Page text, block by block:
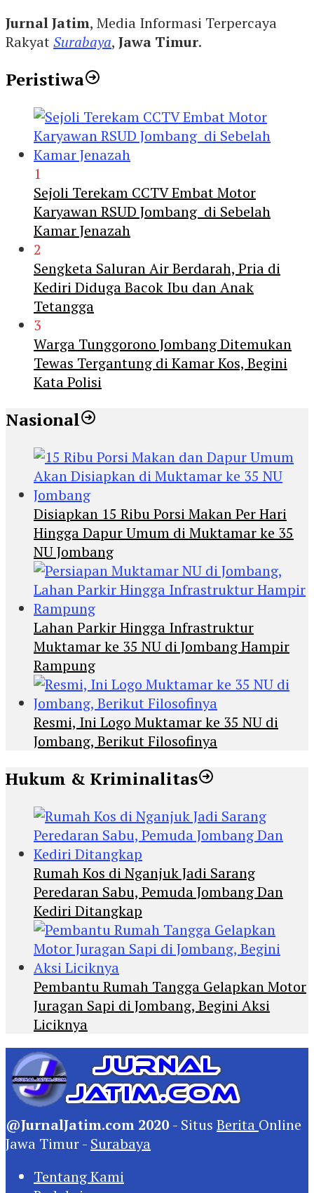
Jurnal Jatim, Media Informasi Terpercaya
RakyatSurabaya, Jawa Timur.
Peristiwa
1
Sejoli Terekam CCTV Embat Motor
Karyawan RSUD Jombang di Sebelah
Kamar Jenazah
2
Sengketa Saluran Air Berdarah, Pria di
Kediri Diduga Bacok Ibu dan Anak
Tetangga
3
Warga Tunggorono Jombang Ditemukan
Tewas Tergantung di Kamar Kos, Begini
Kata Polisi
Nasional
Disiapkan 15 Ribu Porsi Makan Per Hari
Hingga Dapur Umum di Muktamar ke 35
NU Jombang
Lahan Parkir Hingga Infrastruktur
Muktamar ke 35 NU di Jombang Hampir
Rampung
Resmi, Ini Logo Muktamar ke 35 NU di
Jombang, Berikut Filosofinya
Hukum & Kriminalitas
Rumah Kos di Nganjuk Jadi Sarang
Peredaran Sabu, Pemuda Jombang Dan
Kediri Ditangkap
Pembantu Rumah Tangga Gelapkan Motor
Juragan Sapi di Jombang, Begini Aksi
Liciknya
@JurnalJatim.com 2020 - Situs Berita Online
Jawa Timur - Surabaya
Tentang Kami